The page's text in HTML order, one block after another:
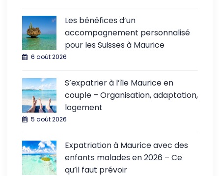
Les bénéfices d’un
accompagnement personnalisé
pour les Suisses à Maurice
6 août 2026
S’expatrier à l’île Maurice en
couple – Organisation, adaptation,
logement
5 août 2026
Expatriation à Maurice avec des
enfants malades en 2026 – Ce
qu’il faut prévoir